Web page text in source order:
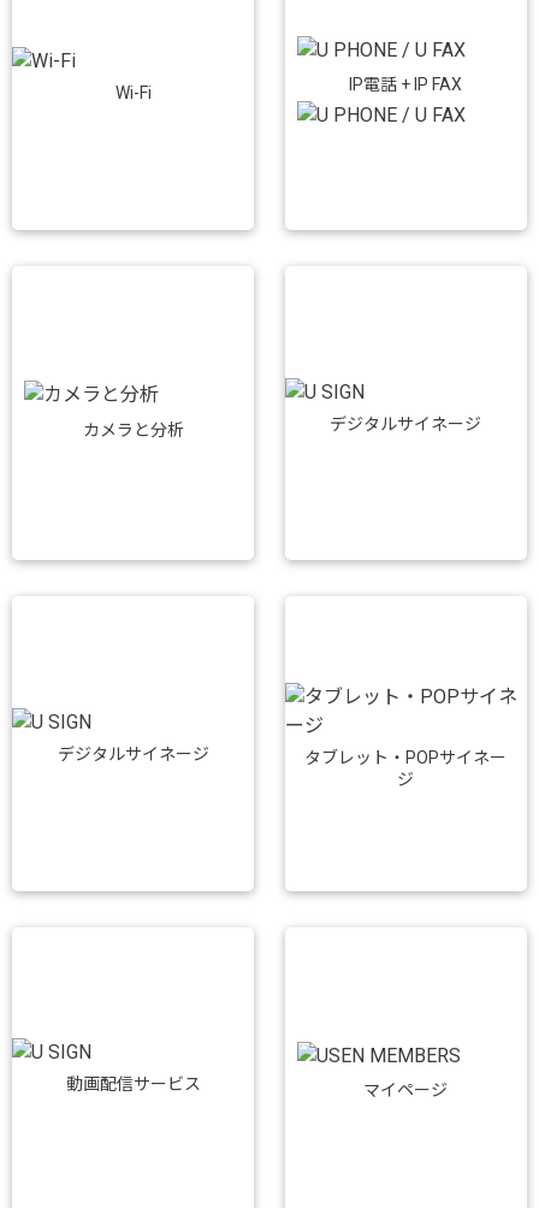
Wi-Fi IP電話 + IP FAX
カメラと分析 デジタルサイネージ
デジタルサイネージ
タブレット・POPサイネー
ジ
動画配信サービス マイページ